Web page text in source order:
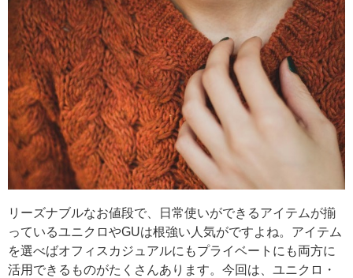
リーズナブルなお値段で、日常使いができるアイテムが揃
っているユニクロやGUは根強い人気がですよね。アイテム
を選べばオフィスカジュアルにもプライベートにも両方に
活用できるものがたくさんあります。今回は、ユニクロ・